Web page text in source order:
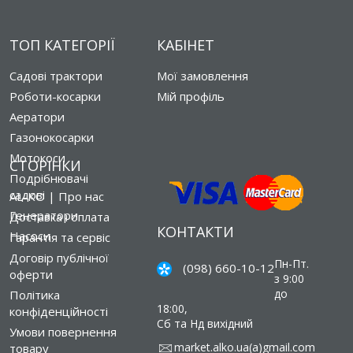
ТОП КАТЕГОРІЇ
Садові трактори
Роботи-косарки
Аератори
Газонокосарки
Мотокоси
Подрібнювачі
садові
Генератори
Насоси
СТОРІНКИ
AL-KO | Про нас
Доставка і оплата
Гарантія та сервіс
Договір публічної
оферти
Політика
конфіденційності
Умови повернення
товару
КАБІНЕТ
Мої замовлення
Мій профіль
КОНТАКТИ
(098) 660-10-12Пн-Пт.
з 9:00
до
18:00,
Сб та Нд вихідний
market.alko.ua(a)gmail.com